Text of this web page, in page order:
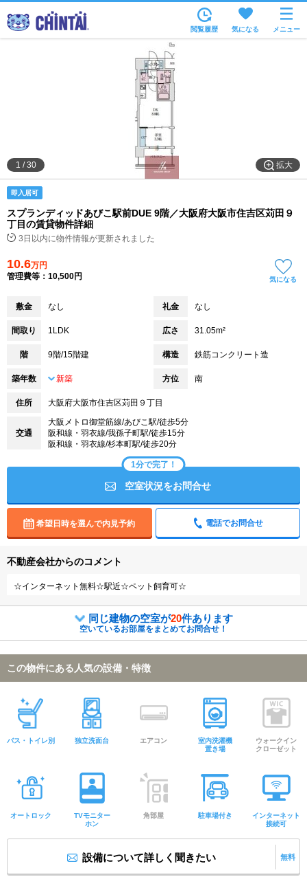
沿線・駅から
住所から
家賃相場から
物件特集から
不動産会社から
閲覧履歴 気になる メニュー
拡大
1 /30
即入居可
スプランディッドあびこ駅前DUE 9階／大阪府大阪市住吉区苅田９
丁目の賃貸物件詳細
3日以内に物件情報が更新されました
10.6万円
管理費等：10,500円
気になる
敷金 なし 礼金 なし
間取り 1LDK 広さ 31.05m²
階 9階/15階建 構造 鉄筋コンクリート造
築年数 新築 方位 南
住所 大阪府大阪市住吉区苅田９丁目
交通
大阪メトロ御堂筋線/あびこ駅/徒歩5分
阪和線・羽衣線/我孫子町駅/徒歩15分
阪和線・羽衣線/杉本町駅/徒歩20分
1分で完了！
空室状況をお問合せ
希望日時を選んで内見予約 電話でお問合せ
不動産会社からのコメント
☆インターネット無料☆駅近☆ペット飼育可☆
同じ建物の空室が20件あります
空いているお部屋をまとめてお問合せ！
この物件にある人気の設備・特徴
バス・トイレ別 独立洗面台 エアコン
室内洗濯機
置き場
ウォークイン
クローゼット
オートロック
TVモニター
ホン
角部屋 駐車場付き
インターネット
接続可
設備について詳しく聞きたい 無料